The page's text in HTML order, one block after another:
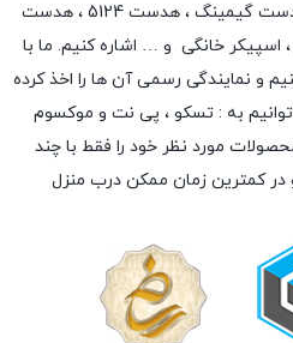
گیمینگ
، هدست 5124 ، هدست
، اسپیکر خانگی و … اشاره کنیم. ما با
و نمایندگی رسمی آن ها را اخذ کرده
به : تسکو ، پی نت و موکسوم
مورد نظر خود را فقط با چند
کمترین زمان ممکن درب منزل